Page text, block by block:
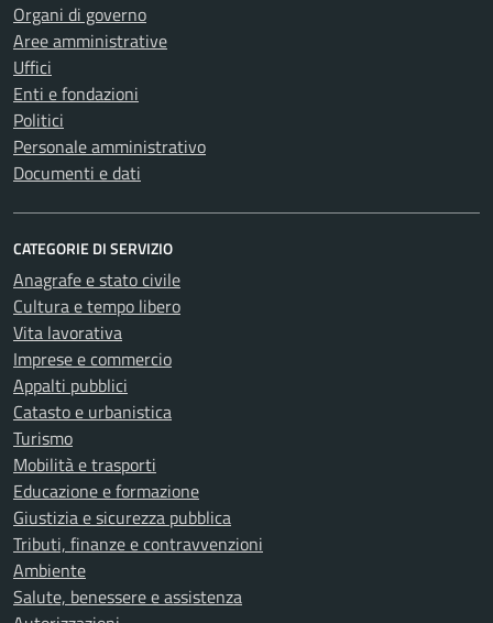
Organi di governo
Aree amministrative
Uffici
Enti e fondazioni
Politici
Personale amministrativo
Documenti e dati
CATEGORIE DI SERVIZIO
Anagrafe e stato civile
Cultura e tempo libero
Vita lavorativa
Imprese e commercio
Appalti pubblici
Catasto e urbanistica
Turismo
Mobilità e trasporti
Educazione e formazione
Giustizia e sicurezza pubblica
Tributi, finanze e contravvenzioni
Ambiente
Salute, benessere e assistenza